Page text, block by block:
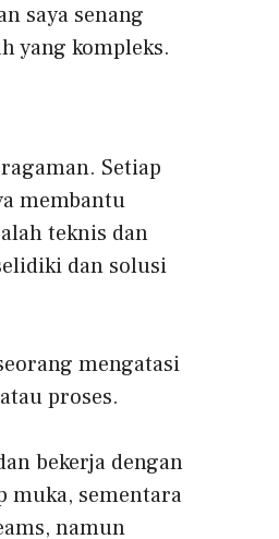
saya senang
yang kompleks.
Setiap
membantu
teknis dan
dan solusi
mengatasi
proses.
bekerja dengan
muka, sementara
namun